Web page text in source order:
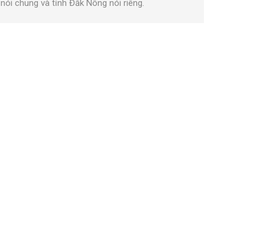
nói chung và tỉnh Đắk Nông nói riêng.